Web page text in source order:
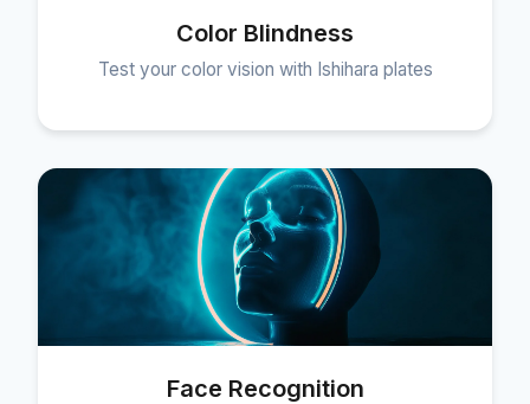
Color Blindness
Test your color vision with Ishihara plates
Face Recognition